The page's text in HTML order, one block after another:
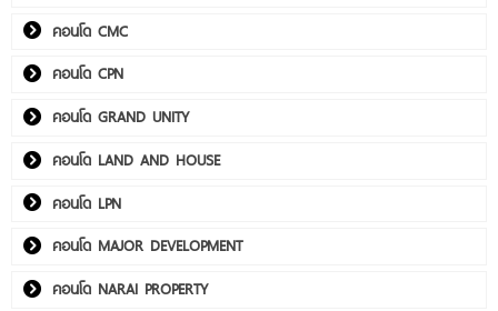
คอนโด CMC
คอนโด CPN
คอนโด GRAND UNITY
คอนโด LAND AND HOUSE
คอนโด LPN
คอนโด MAJOR DEVELOPMENT
คอนโด NARAI PROPERTY